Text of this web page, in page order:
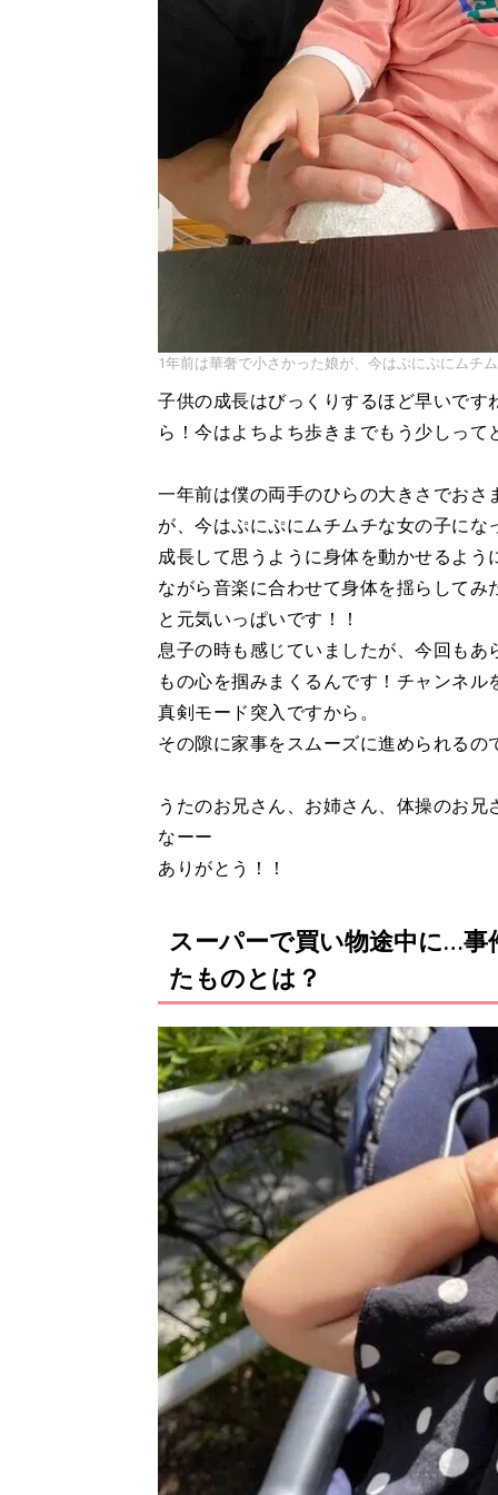
1年前は華奢で小さかった娘が、今はぷにぷにムチ
子供の成長はびっくりするほど早いです
ら！今はよちよち歩きまでもう少しっ
一年前は僕の両手のひらの大きさでお
が、今はぷにぷにムチムチな女の子にな
成長して思うように身体を動かせるよ
ながら音楽に合わせて身体を揺らして
と元気いっぱいです！！
息子の時も感じていましたが、今回も
もの心を掴みまくるんです！チャンネ
真剣モード突入ですから。
その隙に家事をスムーズに進められる
うたのお兄さん、お姉さん、体操のお
なーー
ありがとう！！
スーパーで買い物途中に…
たものとは？